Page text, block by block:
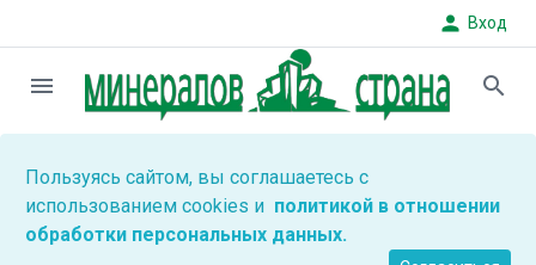
person Вход
menu search
Пользуясь сайтом, вы соглашаетесь с
использованием cookies и политикой в отношении
обработки персональных данных.